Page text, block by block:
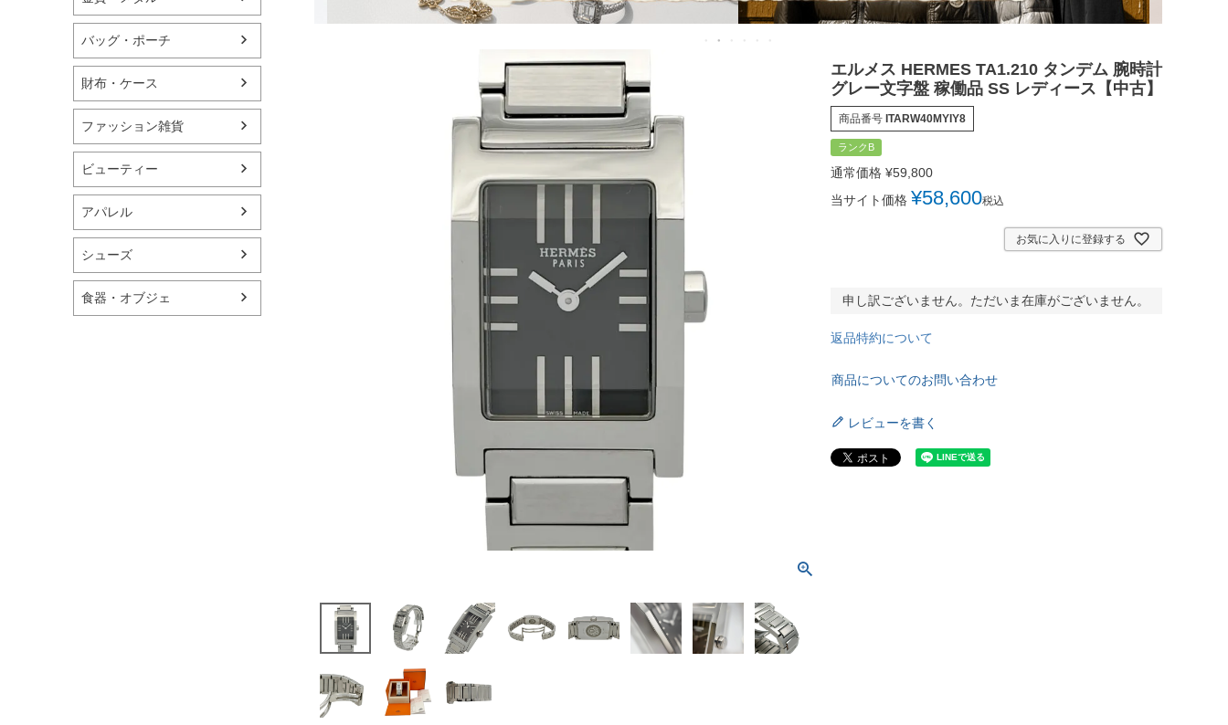
バッグ・ポーチ
財布・ケース
ファッション雑貨
ビューティー
アパレル
シューズ
食器・オブジェ
エルメス HERMES TA1.210 タンデム 腕時計
グレー文字盤 稼働品 SS レディース【中古】
商品番号 ITARW40MYIY8
ランクB
通常価格 ¥59,800
当サイト価格 ¥58,600税込
お気に入りに登録する
申し訳ございません。ただいま在庫がございません。
返品特約について
商品についてのお問い合わせ
レビューを書く